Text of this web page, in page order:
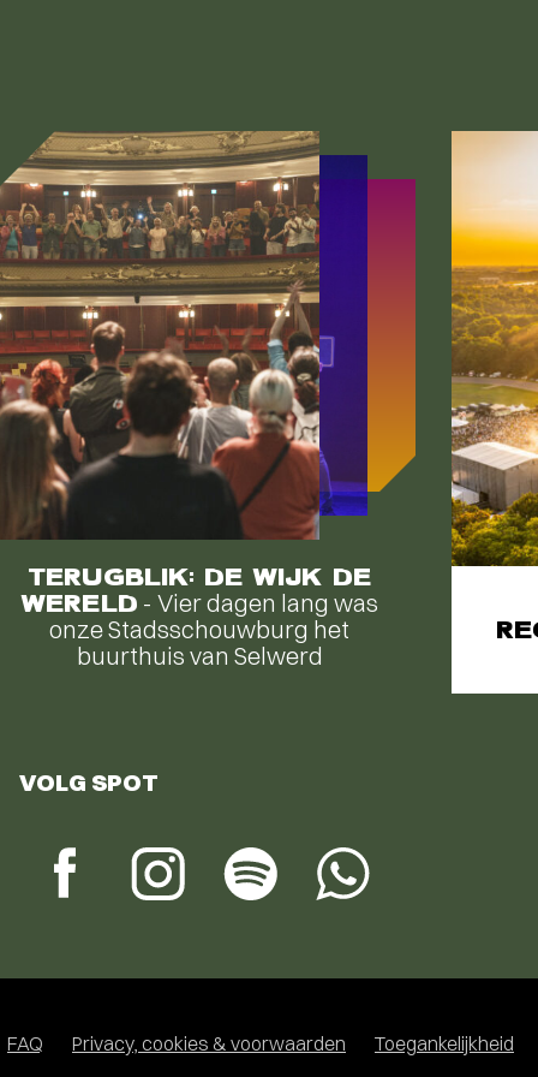
TERUGBLIK: DE WIJK DE
WERELD - Vier dagen lang was
onze Stadsschouwburg het
buurthuis van Selwerd
VOLG SPOT
FAQ Privacy, cookies & voorwaarden Toegankelijkheid